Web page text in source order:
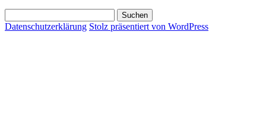
nach:
Datenschutzerklärung Stolz präsentiert von WordPress